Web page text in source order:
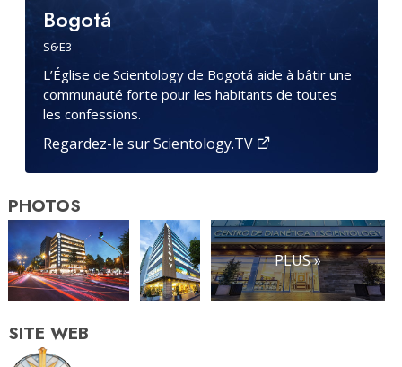
Bogotá
S6·E3
L’Église de Scientology de Bogotá aide à bâtir une
communauté forte pour les habitants de toutes
les confessions.
Regardez-le sur Scientology.TV
PHOTOS
PLUS »
SITE WEB